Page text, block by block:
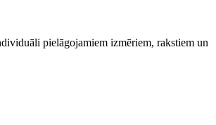
pielāgojamiem izmēriem, rakstiem un